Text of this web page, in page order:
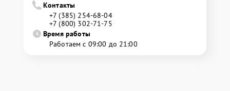
Контакты
+7 (385) 254-68-04
+7 (800) 302-71-75
Время работы
Работаем с 09:00 до 21:00